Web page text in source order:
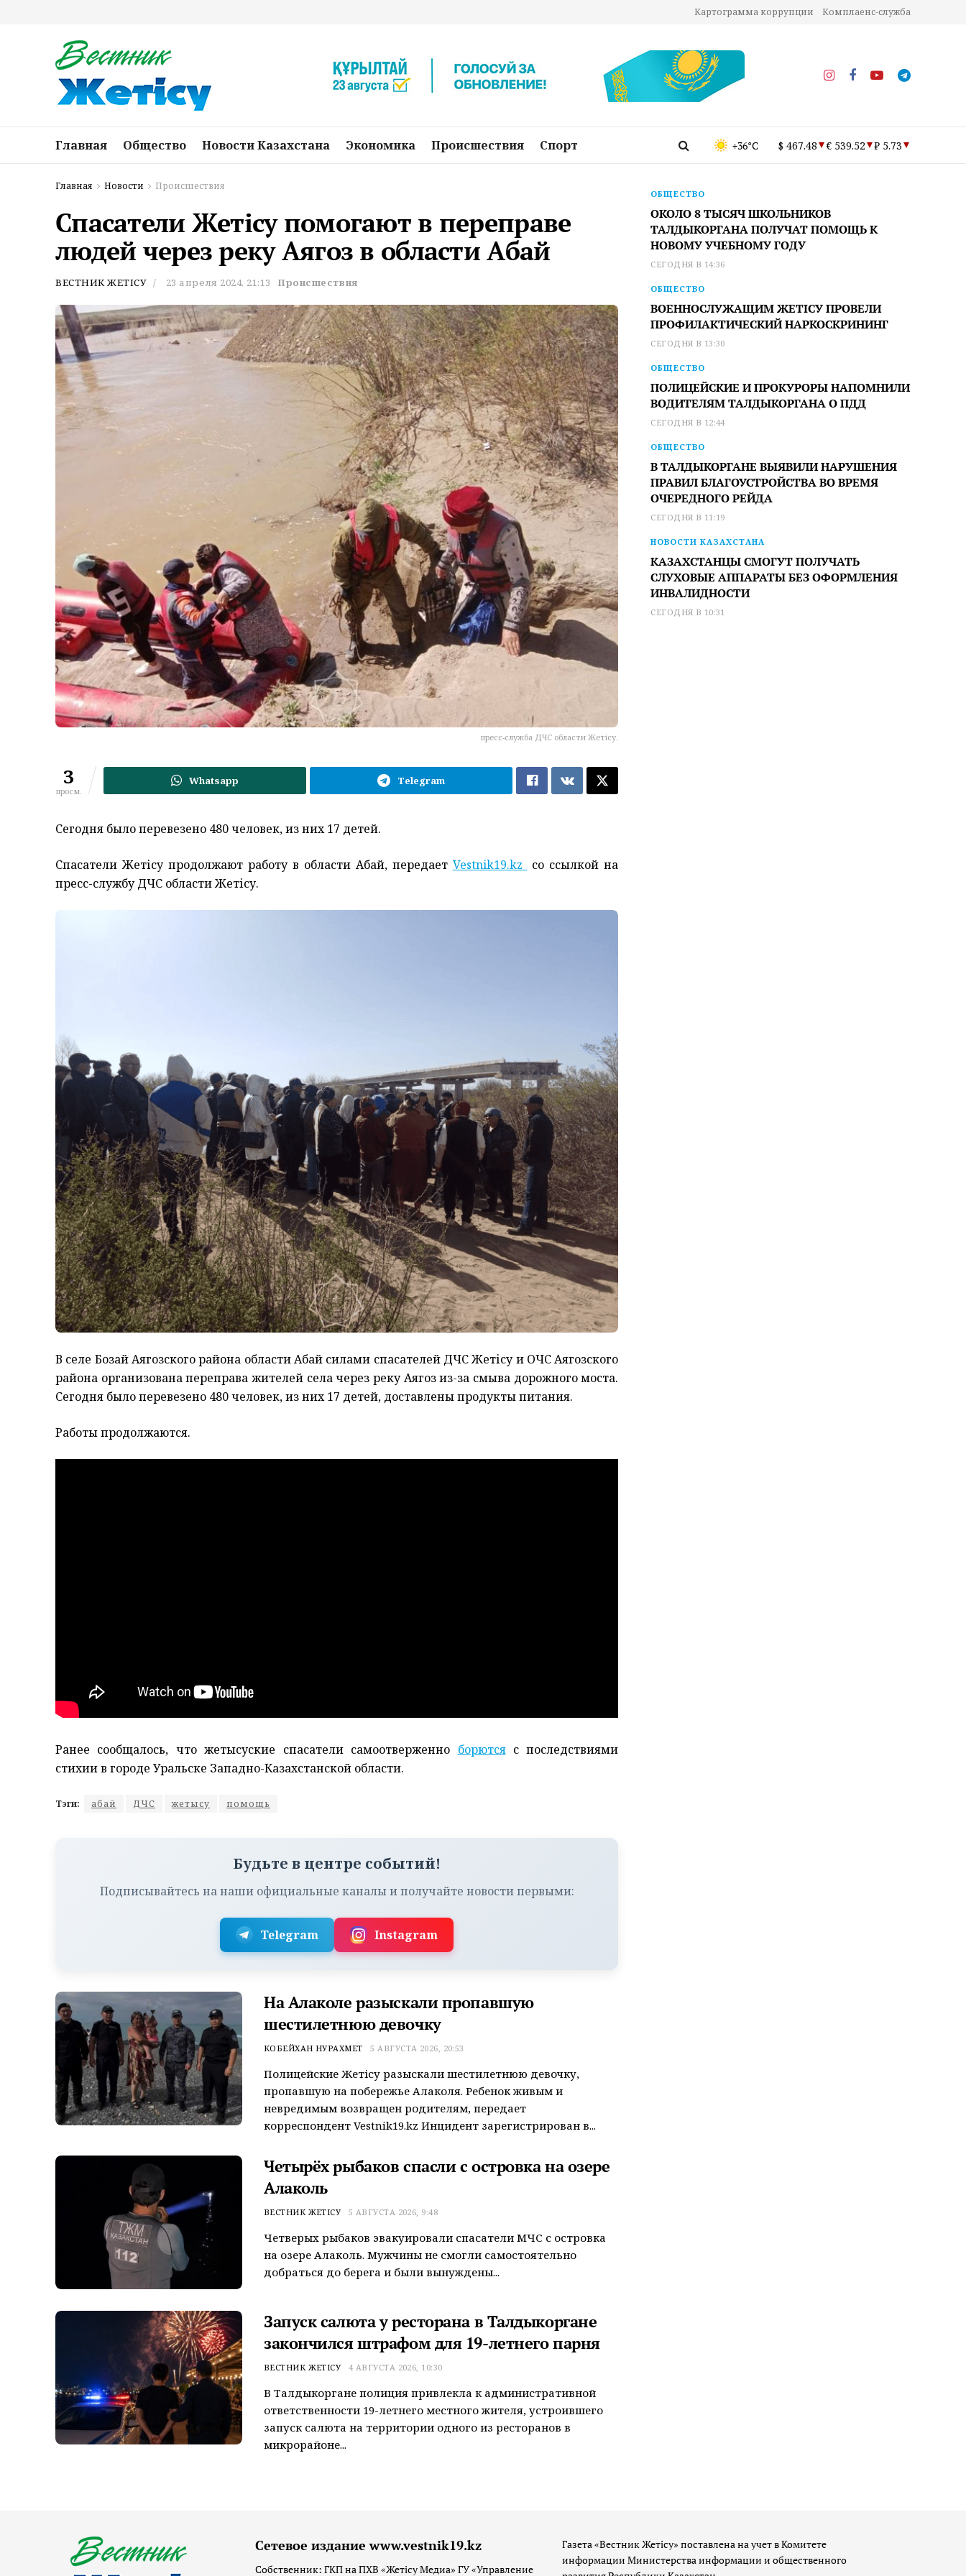
Картограмма коррупции Комплаенс-служба
Главная Общество Новости Казахстана Экономика Происшествия Спорт +36°C $ 467.48 € 539.52 ₽ 5.73
Главная Новости Происшествия
Спасатели Жетісу помогают в переправе
людей через реку Аягоз в области Абай
ВЕСТНИК ЖЕТІСУ 23 апреля 2024, 21:13 Происшествия
пресс-служба ДЧС области Жетісу.
3
просм.
Whatsapp Telegram
Сегодня было перевезено 480 человек, из них 17 детей.
Спасатели Жетісу продолжают работу в области Абай, передает Vestnik19.kz
со ссылкой на
пресс-службу ДЧС области Жетісу.
В селе Бозай Аягозского района области Абай силами спасателей ДЧС Жетісу и ОЧС Аягозского
района организована переправа жителей села через реку Аягоз из-за смыва дорожного моста.
Сегодня было перевезено 480 человек, из них 17 детей, доставлены продукты питания.
Работы продолжаются.
Ранее сообщалось, что жетысуские спасатели самоотверженно борютсяс последствиями
стихии в городе Уральске Западно-Казахстанской области.
Тэги: абай ДЧС жетысу помощь
Будьте в центре событий!
Подписывайтесь на наши официальные каналы и получайте новости первыми:
Telegram Instagram
На Алаколе разыскали пропавшую
шестилетнюю девочку
КОБЕЙХАН НУРАХМЕТ 5 АВГУСТА 2026, 20:53
Полицейские Жетісу разыскали шестилетнюю девочку,
пропавшую на побережье Алаколя. Ребенок живым и
невредимым возвращен родителям, передает
корреспондент Vestnik19.kz Инцидент зарегистрирован в...
Четырёх рыбаков спасли с островка на озере
Алаколь
ВЕСТНИК ЖЕТІСУ 5 АВГУСТА 2026, 9:48
Четверых рыбаков эвакуировали спасатели МЧС с островка
на озере Алаколь. Мужчины не смогли самостоятельно
добраться до берега и были вынуждены...
Запуск салюта у ресторана в Талдыкоргане
закончился штрафом для 19-летнего парня
ВЕСТНИК ЖЕТІСУ 4 АВГУСТА 2026, 10:30
В Талдыкоргане полиция привлекла к административной
ответственности 19-летнего местного жителя, устроившего
запуск салюта на территории одного из ресторанов в
микрорайоне...
ОБЩЕСТВО
ОКОЛО 8 ТЫСЯЧ ШКОЛЬНИКОВ
ТАЛДЫКОРГАНА ПОЛУЧАТ ПОМОЩЬ К
НОВОМУ УЧЕБНОМУ ГОДУ
СЕГОДНЯ В 14:36
ОБЩЕСТВО
ВОЕННОСЛУЖАЩИМ ЖЕТІСУ ПРОВЕЛИ
ПРОФИЛАКТИЧЕСКИЙ НАРКОСКРИНИНГ
СЕГОДНЯ В 13:30
ОБЩЕСТВО
ПОЛИЦЕЙСКИЕ И ПРОКУРОРЫ НАПОМНИЛИ
ВОДИТЕЛЯМ ТАЛДЫКОРГАНА О ПДД
СЕГОДНЯ В 12:44
ОБЩЕСТВО
В ТАЛДЫКОРГАНЕ ВЫЯВИЛИ НАРУШЕНИЯ
ПРАВИЛ БЛАГОУСТРОЙСТВА ВО ВРЕМЯ
ОЧЕРЕДНОГО РЕЙДА
СЕГОДНЯ В 11:19
НОВОСТИ КАЗАХСТАНА
КАЗАХСТАНЦЫ СМОГУТ ПОЛУЧАТЬ
СЛУХОВЫЕ АППАРАТЫ БЕЗ ОФОРМЛЕНИЯ
ИНВАЛИДНОСТИ
СЕГОДНЯ В 10:31
Сетевое издание www.vestnik19.kz
Собственник: ГКП на ПХВ «Жетісу Медиа» ГУ «Управление
Газета «Вестник Жетісу» поставлена на учет в Комитете
информации Министерства информации и общественного